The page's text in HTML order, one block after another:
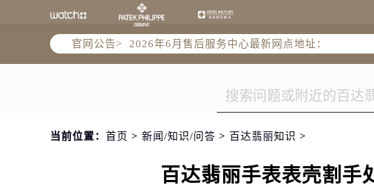
官网公告>
2026年6月北京市售后服务网络优化升级公告
2026年6月北京市官方售后客户服务热线：
2026年6月售后服务中心最新网点地址：
北京市东城区东长安街1号东方广场写字楼W3座
北京市朝阳区建国门外大街甲6号华熙国际中心D
节假日正常营业！
当前位置： 首页 > 新闻/知识/问答 > 百达翡丽知识 >
百达翡丽手表表壳割手